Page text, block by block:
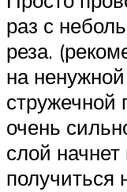
раз с
реза.
на
стружечной
очень
слой начнет
получиться